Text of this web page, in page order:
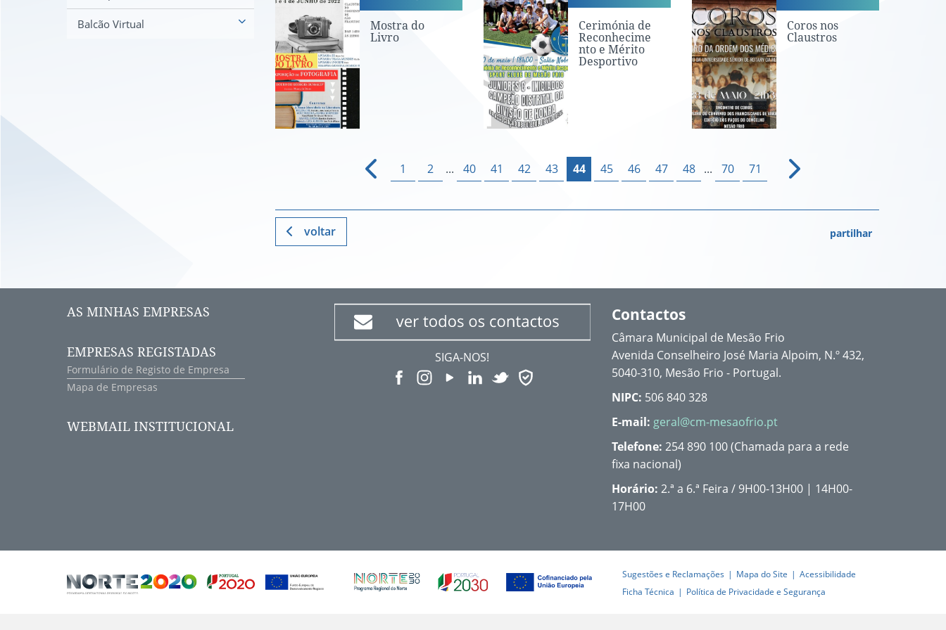
Balcão Virtual Mostra do
Livro
Cerimónia de
Reconhecime
nto e Mérito
Desportivo
Coros nos
Claustros
1 2 ... 40 41 42 43 44 45 46 47 48 ... 70 71
voltar partilhar
AS MINHAS EMPRESAS
EMPRESAS REGISTADAS
Formulário de Registo de Empresa
Mapa de Empresas
WEBMAIL INSTITUCIONAL
SIGA-NOS!
Contactos
Câmara Municipal de Mesão Frio
Avenida Conselheiro José Maria Alpoim, N.º 432,
5040-310, Mesão Frio - Portugal.
NIPC: 506 840 328
E-mail: geral@cm-mesaofrio.pt
Telefone: 254 890 100 (Chamada para a rede
fixa nacional)
Horário:2.ª a 6.ª Feira / 9H00-13H00 | 14H00-
17H00
Sugestões e Reclamações Mapa do Site
Acessibilidade
Ficha Técnica
Política de Privacidade e Segurança